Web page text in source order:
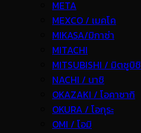
META
MEXCO / เมคโค
MIKASA/มิกาซ่า
MITACHI
MITSUBISHI / มิตซูบิชิ
NACHI / นาชิ
OKAZAKI / โอคาซากิ
OKURA / โอกุระ
OMI / โอมิ